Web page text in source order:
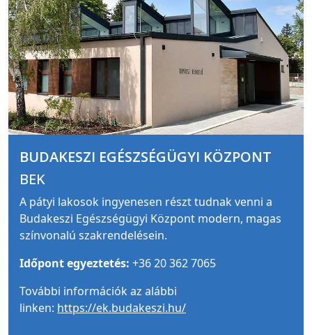
BUDAKESZI EGÉSZSÉGÜGYI KÖZPONT
BEK
A pátyi lakosok ingyenesen részt tudnak venni a
Budakeszi Egészségügyi Központ modern, magas
színvonalú szakrendelésein.
Időpont egyeztetés: +36 20 362 7065
További információk az alábbi
linken: https://ek.budakeszi.hu/